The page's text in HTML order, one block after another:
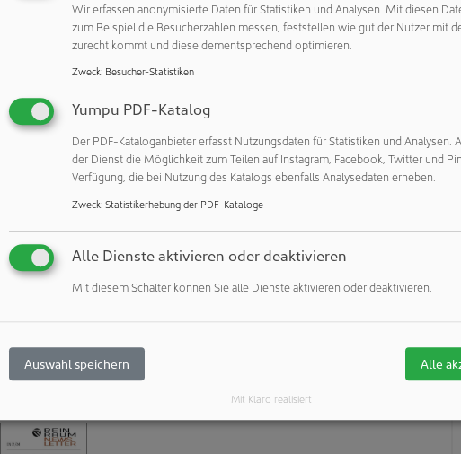
EN 09-2024
EN 06-2024 DE 05-2024 EN 05-2024 DE 04-2024
EN 03-2024
Wir erfassen anonymisierte Daten für Statistiken und Analysen. Mit diesen
zum Beispiel die Besucherzahlen messen, feststellen wie gut der Nutzer mit
zurecht kommt und diese dementsprechend optimieren.
Zweck: Besucher-Statistiken
Yumpu PDF-Katalog
Der PDF-Kataloganbieter erfasst Nutzungsdaten für Statistiken und Analysen.
der Dienst die Möglichkeit zum Teilen auf Instagram, Facebook, Twitter und
Verfügung, die bei Nutzung des Katalogs ebenfalls Analysedaten erheben.
Zweck: Statistikerhebung der PDF-Kataloge
Alle Dienste aktivieren oder deaktivieren
Mit diesem Schalter können Sie alle Dienste aktivieren oder deaktivieren.
Auswahl speichern Alle
Mit Klaro realisiert